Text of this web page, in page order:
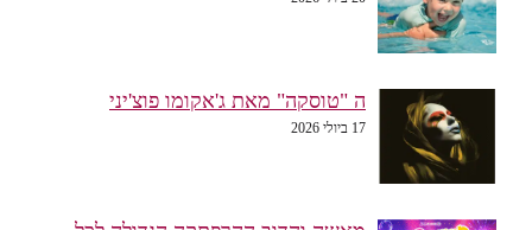
ה "טוסקה" מאת ג'אקומו פוצ'יני
17 ביולי 2026